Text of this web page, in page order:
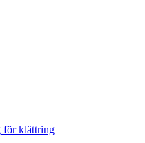
för klättring